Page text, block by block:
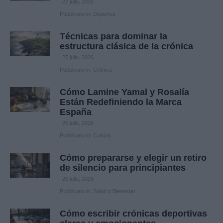
27 julio, 2026
Pubblicato in: Deportes
Técnicas para dominar la
estructura clásica de la crónica
27 julio, 2026
Pubblicato in: Crónica
Cómo Lamine Yamal y Rosalía
Están Redefiniendo la Marca
España
Pubblicato in: Cultura
Cómo prepararse y elegir un retiro
de silencio para principiantes
Pubblicato in: Salud y Bienestar
Cómo escribir crónicas deportivas